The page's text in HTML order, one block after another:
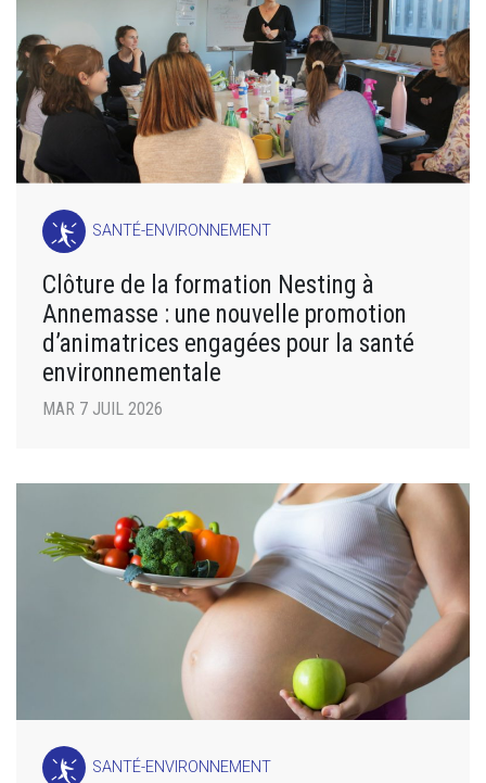
SANTÉ-ENVIRONNEMENT
Clôture de la formation Nesting à
Annemasse : une nouvelle promotion
d’animatrices engagées pour la santé
environnementale
MAR 7 JUIL 2026
SANTÉ-ENVIRONNEMENT